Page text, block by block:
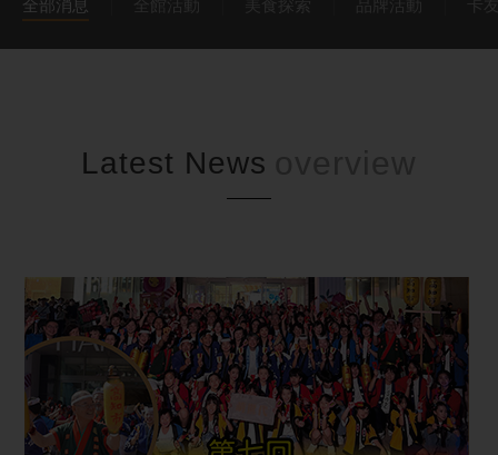
全部消息 全館活動 美食探索 品牌活動 卡
Latest News